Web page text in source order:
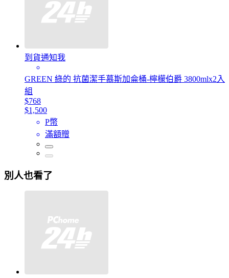
到貨通知我
GREEN 綠的 抗菌潔手慕斯加侖桶-檸檬伯爵 3800mlx2入
組
$768
$1,500
P幣
滿額贈
別人也看了